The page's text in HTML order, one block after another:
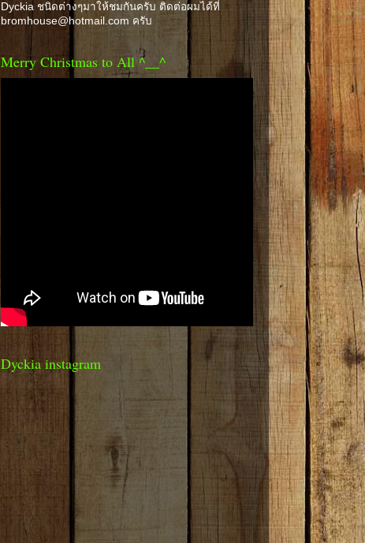
Dyckia ชนิดต่างๆมาให้ชมกันครับ ติดต่อผมได้ที่
bromhouse@hotmail.com ครับ
Merry Christmas to All ^__^
Dyckia instagram